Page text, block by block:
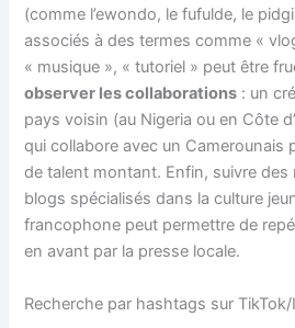
(comme l’ewondo, le fufulde, le
associés à des termes comme «
« musique », « tutoriel » peut être
observer les collaborations : un
pays voisin (au Nigeria ou en Côte
qui collabore avec un Camerounais
de talent montant. Enfin, suivre des
blogs spécialisés dans la culture
francophone peut permettre de
en avant par la presse locale.
Recherche par hashtags sur